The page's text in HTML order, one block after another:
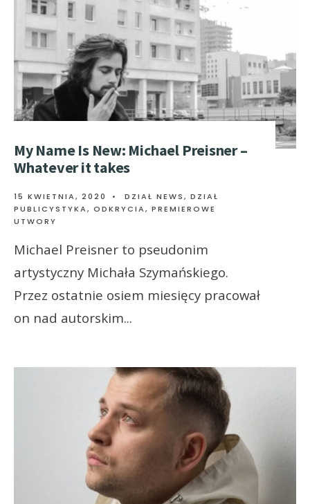
My Name Is New: Michael Preisner –
Whatever it takes
15 KWIETNIA, 2020 • DZIAŁ NEWS, DZIAŁ
PUBLICYSTYKA, ODKRYCIA, PREMIEROWE
UTWORY
Michael Preisner to pseudonim
artystyczny Michała Szymańskiego.
Przez ostatnie osiem miesięcy pracował
on nad autorskim...